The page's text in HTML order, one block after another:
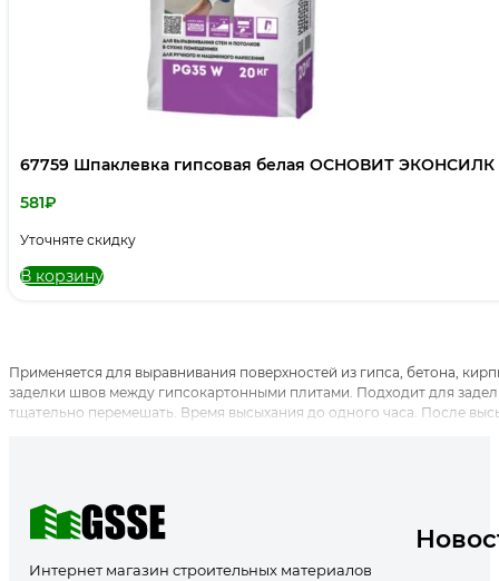
67759 Шпаклевка гипсовая белая ОСНОВИТ ЭКОНСИЛК
581₽
Уточняте скидку
В корзину
Применяется для выравнивания поверхностей из гипса, бетона,
заделки швов между гипсокартонными плитами. Подходит для
тщательно перемешать. Время высыхания до одного часа. После
Интернет магазин строительных материалов